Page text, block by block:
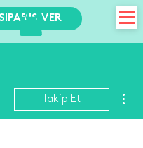
VER
Takip Et